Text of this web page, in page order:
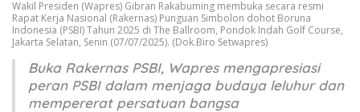
Wakil Presiden (Wapres) Gibran Rakabuming membuka secara resmi
Rapat Kerja Nasional (Rakernas) Punguan Simbolon dohot Boruna
Indonesia (PSBI) Tahun 2025 di The Ballroom, Pondok Indah Golf Course,
Jakarta Selatan, Senin (07/07/2025). (Dok.Biro Setwapres)
Buka Rakernas PSBI, Wapres mengapresiasi
peran PSBI dalam menjaga budaya leluhur dan
mempererat persatuan bangsa